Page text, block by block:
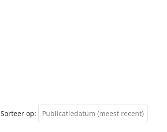
Sorteer op: Publicatiedatum (meest recent)